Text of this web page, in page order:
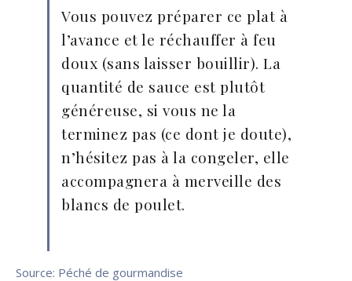
Vous pouvez préparer ce plat à
l’avance et le réchauffer à feu
doux (sans laisser bouillir). La
quantité de sauce est plutôt
généreuse, si vous ne la
terminez pas (ce dont je doute),
n’hésitez pas à la congeler, elle
accompagnera à merveille des
blancs de poulet.
Source: Péché de gourmandise